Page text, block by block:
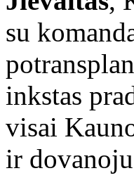
su
inkstas
visai
ir